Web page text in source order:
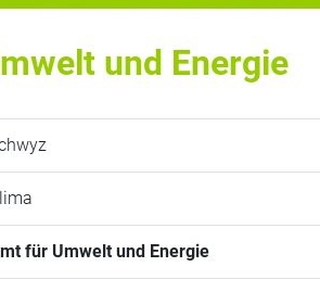
und Energie
für Umwelt und Energie